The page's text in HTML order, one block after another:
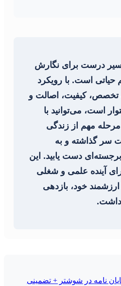
درست برای نگارش
حیاتی است. با رویکرد
تخصص، کیفیت، اصالت و
است، می‌توانید با
مرحله مهم از زندگی
سر گذاشته و به
دست یابید. این
آینده علمی و شغلی
خود، بازدهی
داشت.
نامه در شوشتر + تضمینی